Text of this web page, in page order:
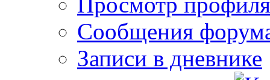
Сообщения
Записи в дневнике